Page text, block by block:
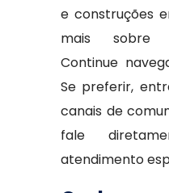
e construções
mais sobre
Continue
Se preferir,
canais de
fale
atendimento